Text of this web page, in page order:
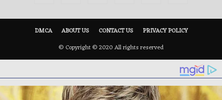
DMCA ABOUT US CONTACT US
PRIVACY POLICY
© Copyright © 2020 All rights reserved